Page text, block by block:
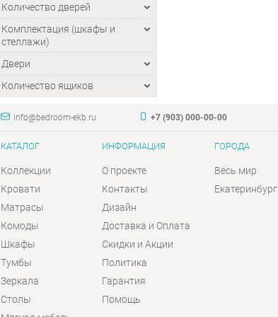
Количество дверей
Комплектация (шкафы и
стеллажи)
Двери
Количество ящиков
info@bedroom-ekb.ru +7 (903) 000-00-00
КАТАЛОГ
Коллекции
Кровати
Матрасы
Комоды
Шкафы
Тумбы
Зеркала
Столы
ИНФОРМАЦИЯ
О проекте
Контакты
Дизайн
Доставка и Оплата
Скидки и Акции
Политика
Гарантия
Помощь
ГОРОДА
Весь мир
Екатеринбург